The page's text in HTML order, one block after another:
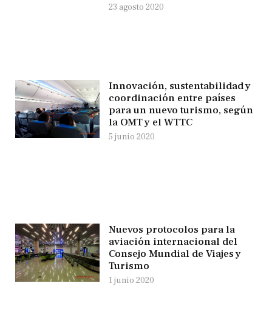
23 agosto 2020
Innovación, sustentabilidad y
coordinación entre países
para un nuevo turismo, según
la OMT y el WTTC
5 junio 2020
Nuevos protocolos para la
aviación internacional del
Consejo Mundial de Viajes y
Turismo
1 junio 2020